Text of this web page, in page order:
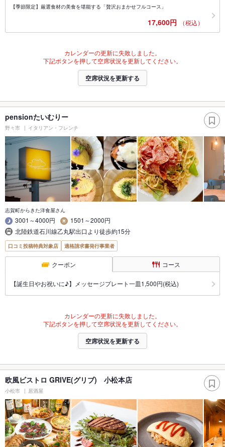
【季節限定】厳選食材の美食を堪能する「贅沢おまかせフルコース」
17,600円 （税込）
カレンダーの更新に失敗しました。
下記ボタンを押して空席状況を更新してください。
空席状況を更新する
pensionたいむりー
野々市 イタリアン・フレンチ
志賀町からきた洋食屋さん
3001～4000円
1501～2000円
北陸鉄道石川線乙丸駅出口より徒歩約15分
口コミ投稿特典対象店 適格請求書発行事業者
クーポン コース
【誕生日やお祝いに♪】メッセージプレート一皿1,500円(税込)
カレンダーの更新に失敗しました。
下記ボタンを押して空席状況を更新してください。
空席状況を更新する
欧風ビストロ GRIVE(グリブ) 小松本店
小松市 居酒屋